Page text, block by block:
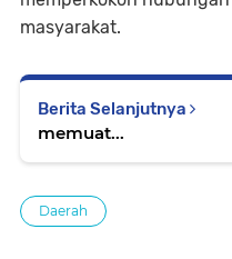
masyarakat.
Berita Selanjutnya
memuat...
Daerah